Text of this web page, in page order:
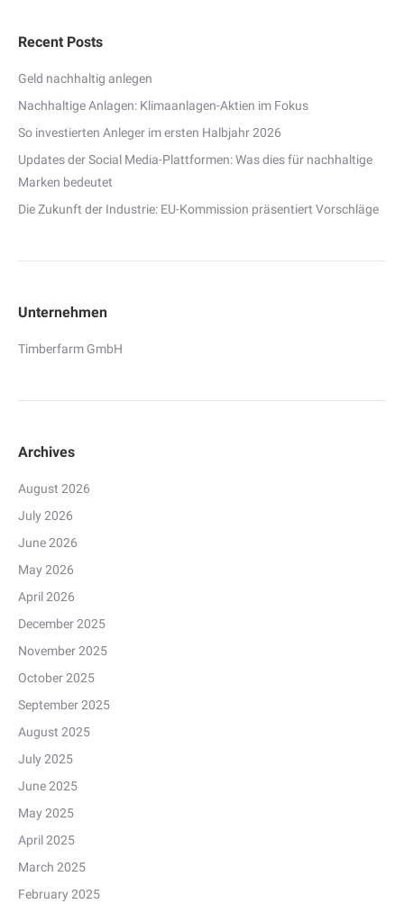
Recent Posts
Geld nachhaltig anlegen
Nachhaltige Anlagen: Klimaanlagen-Aktien im Fokus
So investierten Anleger im ersten Halbjahr 2026
Updates der Social Media-Plattformen: Was dies für nachhaltige
Marken bedeutet
Die Zukunft der Industrie: EU-Kommission präsentiert Vorschläge
Unternehmen
Timberfarm GmbH
Archives
August 2026
July 2026
June 2026
May 2026
April 2026
December 2025
November 2025
October 2025
September 2025
August 2025
July 2025
June 2025
May 2025
April 2025
March 2025
February 2025